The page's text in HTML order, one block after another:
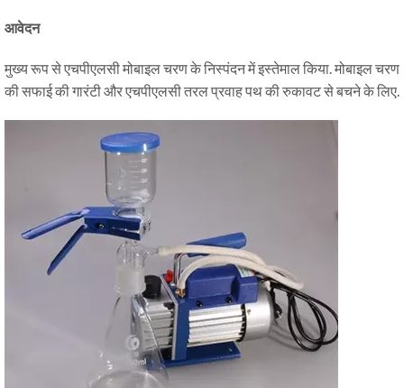
आवेदन
मुख्य रूप से एचपीएलसी मोबाइल चरण के निस्पंदन में इस्तेमाल किया. मोबाइल चरण
की सफाई की गारंटी और एचपीएलसी तरल प्रवाह पथ की रुकावट से बचने के लिए.